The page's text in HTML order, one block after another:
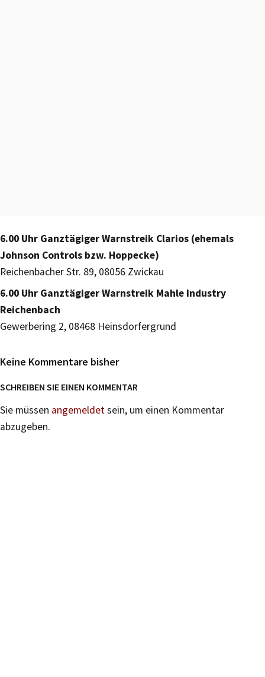
6.00 Uhr Ganztägiger Warnstreik Clarios (ehemals
Johnson Controls bzw. Hoppecke)
Reichenbacher Str. 89, 08056 Zwickau
6.00 Uhr Ganztägiger Warnstreik Mahle Industry
Reichenbach
Gewerbering 2, 08468 Heinsdorfergrund
Keine Kommentare bisher
SCHREIBEN SIE EINEN KOMMENTAR
Sie müssen angemeldetsein, um einen Kommentar
abzugeben.